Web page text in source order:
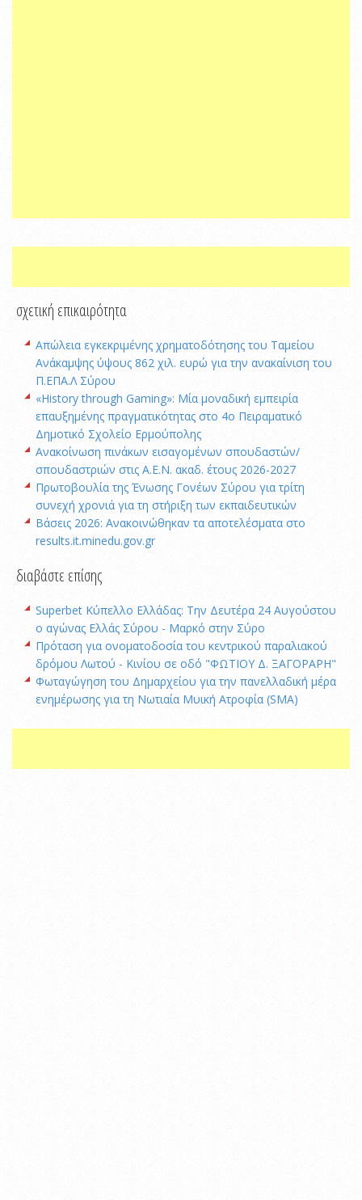
σχετική επικαιρότητα
Απώλεια εγκεκριμένης χρηματοδότησης του Ταμείου
Ανάκαμψης ύψους 862 χιλ. ευρώ για την ανακαίνιση του
Π.ΕΠΑ.Λ Σύρου
«History through Gaming»: Μία μοναδική εμπειρία
επαυξημένης πραγματικότητας στο 4ο Πειραματικό
Δημοτικό Σχολείο Ερμούπολης
Ανακοίνωση πινάκων εισαγομένων σπουδαστών/
σπουδαστριών στις Α.Ε.Ν. ακαδ. έτους 2026-2027
Πρωτοβουλία της Ένωσης Γονέων Σύρου για τρίτη
συνεχή χρονιά για τη στήριξη των εκπαιδευτικών
Βάσεις 2026: Ανακοινώθηκαν τα αποτελέσματα στο
results.it.minedu.gov.gr
διαβάστε επίσης
Superbet Κύπελλο Ελλάδας: Την Δευτέρα 24 Αυγούστου
ο αγώνας Ελλάς Σύρου - Μαρκό στην Σύρο
Πρόταση για ονοματοδοσία του κεντρικού παραλιακού
δρόμου Λωτού - Κινίου σε οδό "ΦΩΤΙΟΥ Δ. ΞΑΓΟΡΑΡΗ"
Φωταγώγηση του Δημαρχείου για την πανελλαδική μέρα
ενημέρωσης για τη Νωτιαία Μυική Ατροφία (SMA)